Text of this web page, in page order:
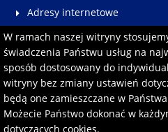
W ramach naszej witryny
świadczenia Państwu usług na
sposób dostosowany do
witryny bez zmiany ustawień
będą one zamieszczane w
Możecie Państwo dokonać w
dotyczących cookies.
Adresy internetowe
Galeria
Multimedia
Pomoc
Redakcja serwisu
Formularz kontaktowy